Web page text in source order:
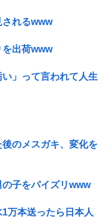
されるwww
を出荷www
」って言われて人生
後のメスガキ、変化を
の子をパイズリwww
万本送ったら日本人